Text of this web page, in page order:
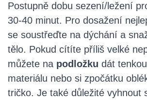
Postupně dobu sezení/ležení
30-40 minut. Pro dosažení
se soustřeďte na dýchání a
tělo. Pokud cítíte příliš velké
můžete na podložku dát
materiálu nebo si zpočátku
tričko. Je také důležité vyhnout